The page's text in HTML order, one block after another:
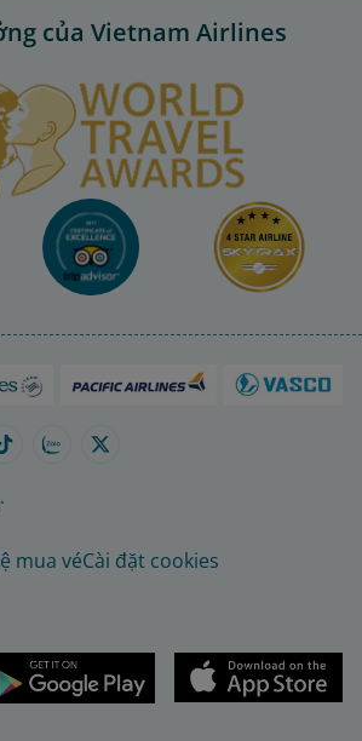
của Vietnam Airlines
mua véCài đặt cookies